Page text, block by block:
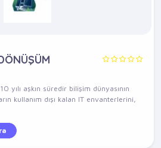
yılı aşkın süredir bilişim dünyasının
kullanım dışı kalan IT envanterlerini,